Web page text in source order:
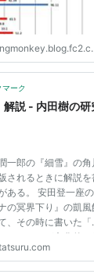
top2/
tanizaki-
マーク
解説 - 内田樹の研
一郎の『細雪』の角
されるときに解説を
ある。 安田登一座の
の冥界下り』の凱風
、その時に書いた「
の」だけが文化的な
共有されうるという